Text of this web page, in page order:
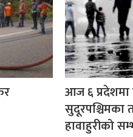
आज ६ प्रदेशमा
सुदूरपश्चिमका
हावाहुरीको